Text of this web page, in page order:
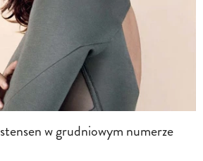
w grudniowym numerze